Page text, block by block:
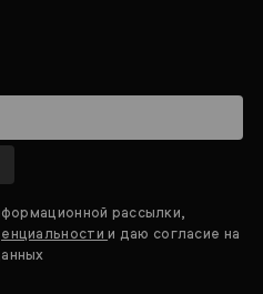
рассылки,
и даю согласие на